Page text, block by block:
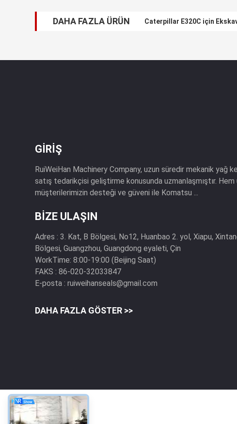
DAHA FAZLA ÜRÜN Caterpillar E320C için
GIRIŞ
RuiWeiHan Machinery Company, uzun süredir mekanik yağ
satış tedarikçisi geliştirme konusunda uzmanlaşmıştır.
müşterilerimizin desteği ve güveni ile Komatsu ...
BIZE ULAŞIN
Adres : 3. Kat, B Bölgesi, No12, Huanbao 2. yol, Xiapu,
Bölgesi, Guangzhou, Guangdong eyaleti, Çin
WorkTime: 8:00-19:00 (Beijing Saat)
FAKS : 86-020-32033847
E-posta : ruiweihanseals@gmail.com
DAHA FAZLA GÖSTER >>